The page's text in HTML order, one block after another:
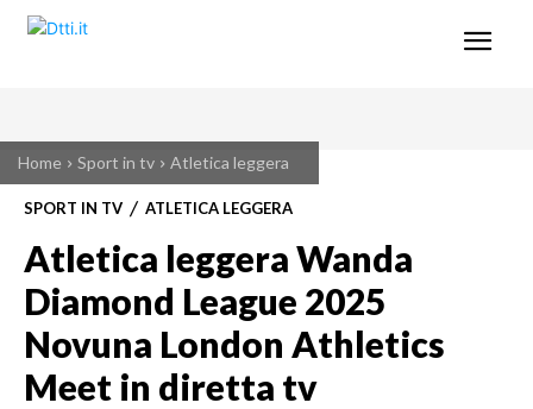
Home Sport in tv Atletica leggera
SPORT IN TV ATLETICA LEGGERA
Atletica leggera Wanda
Diamond League 2025
Novuna London Athletics
Meet in diretta tv